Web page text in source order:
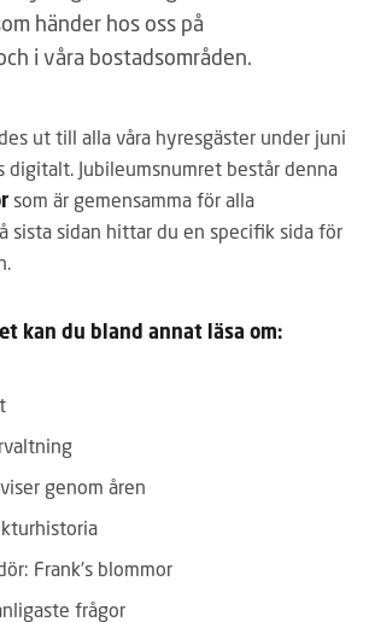
händer hos oss på
i våra bostadsområden.
ut till alla våra hyresgäster under juni
digitalt. Jubileumsnumret består denna
som är gemensamma för alla
sista sidan hittar du en specifik sida för
kan du bland annat läsa om:
genom åren
Frank's blommor
frågor